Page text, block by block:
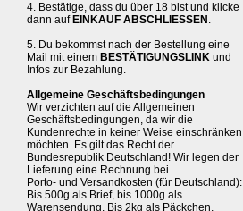
4. Bestätige, dass du über 18 bist und klicke
dann auf EINKAUF ABSCHLIESSEN .
5. Du bekommst nach der Bestellung eine
Mail mit einem BESTÄTIGUNGSLINK und
Infos zur Bezahlung.
Allgemeine Geschäftsbedingungen
Wir verzichten auf die Allgemeinen
Geschäftsbedingungen, da wir die
Kundenrechte in keiner Weise einschränken
möchten. Es gilt das Recht der
Bundesrepublik Deutschland! Wir legen der
Lieferung eine Rechnung bei.
Porto- und Versandkosten (für Deutschland):
Bis 500g als Brief, bis 1000g als
Warensendung. Bis 2kg als Päckchen,